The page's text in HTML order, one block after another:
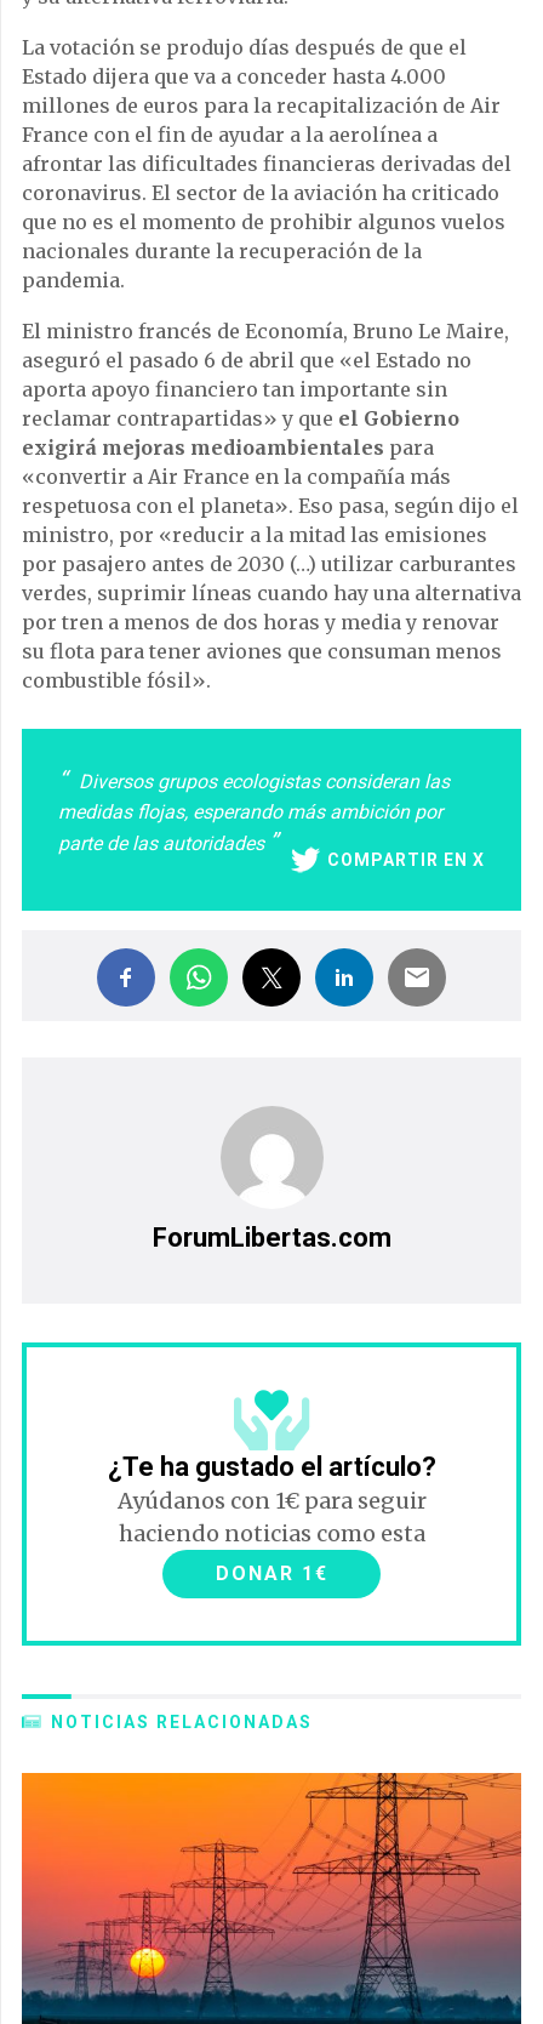
La votación se produjo días después de que el
Estado dijera que va a conceder hasta 4.000
millones de euros para la recapitalización de Air
France con el fin de ayudar a la aerolínea a
afrontar las dificultades financieras derivadas del
coronavirus. El sector de la aviación ha criticado
que no es el momento de prohibir algunos vuelos
nacionales durante la recuperación de la
pandemia.
El ministro francés de Economía, Bruno Le Maire,
aseguró el pasado 6 de abril que «el Estado no
aporta apoyo financiero tan importante sin
reclamar contrapartidas» y que el Gobierno
exigirá mejoras medioambientales para
«convertir a Air France en la compañía más
respetuosa con el planeta». Eso pasa, según dijo el
ministro, por «reducir a la mitad las emisiones
por pasajero antes de 2030 (…) utilizar carburantes
verdes, suprimir líneas cuando hay una alternativa
por tren a menos de dos horas y media y renovar
su flota para tener aviones que consuman menos
combustible fósil».
Diversos grupos ecologistas consideran las
medidas flojas, esperando más ambición por
parte de las autoridades
COMPARTIR EN X
ForumLibertas.com
¿Te ha gustado el artículo?
Ayúdanos con 1€ para seguir
haciendo noticias como esta
DONAR 1€
NOTICIAS RELACIONADAS